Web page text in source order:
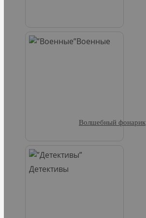
Военные
Детективы
Волшебный фонарик